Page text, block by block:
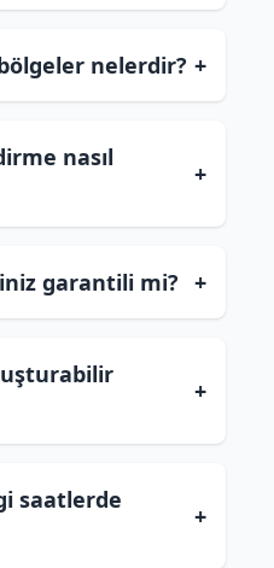
nelerdir? +
nasıl
+
garantili mi? +
+
saatlerde
+